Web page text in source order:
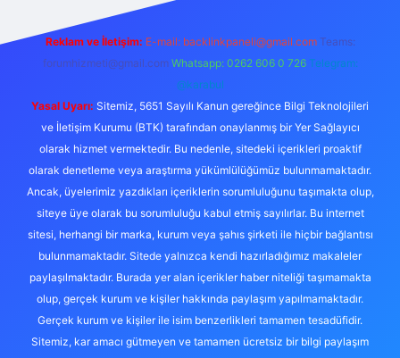
Reklam ve İletişim: E-mail: backlinkpaneli@gmail.com Teams:
forumhizmeti@gmail.com Whatsapp: 0262 606 0 726 Telegram:
@karabul
Yasal Uyarı: Sitemiz, 5651 Sayılı Kanun gereğince Bilgi Teknolojileri
ve İletişim Kurumu (BTK) tarafından onaylanmış bir Yer Sağlayıcı
olarak hizmet vermektedir. Bu nedenle, sitedeki içerikleri proaktif
olarak denetleme veya araştırma yükümlülüğümüz bulunmamaktadır.
Ancak, üyelerimiz yazdıkları içeriklerin sorumluluğunu taşımakta olup,
siteye üye olarak bu sorumluluğu kabul etmiş sayılırlar. Bu internet
sitesi, herhangi bir marka, kurum veya şahıs şirketi ile hiçbir bağlantısı
bulunmamaktadır. Sitede yalnızca kendi hazırladığımız makaleler
paylaşılmaktadır. Burada yer alan içerikler haber niteliği taşımamakta
olup, gerçek kurum ve kişiler hakkında paylaşım yapılmamaktadır.
Gerçek kurum ve kişiler ile isim benzerlikleri tamamen tesadüfidir.
Sitemiz, kar amacı gütmeyen ve tamamen ücretsiz bir bilgi paylaşım